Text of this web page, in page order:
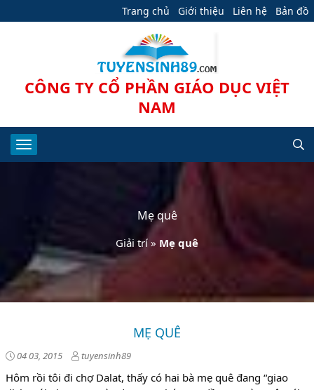
Trang chủ Giới thiệu Liên hệ Bản đồ
CÔNG TY CỔ PHẦN GIÁO DỤC VIỆT
NAM
Mẹ quê
Giải trí » Mẹ quê
MẸ QUÊ
04 03, 2015 tuyensinh89
Hôm rồi tôi đi chợ Dalat, thấy có hai bà mẹ quê đang “giao